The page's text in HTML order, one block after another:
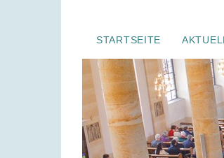
STARTSEITE